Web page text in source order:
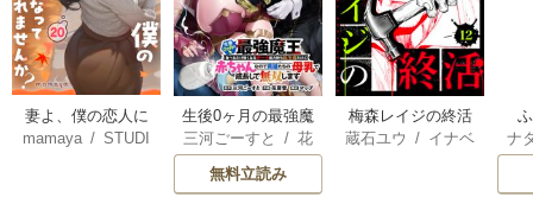
妻よ、僕の恋人に
なってくれません
mamaya /STUDI
生後0ヶ月の最強魔
王 食べるだけ強
くなるチート能力
持ち転生者だけど
三河ごーすと /花
房雪 / マップ
無料立読み
梅森レイジの終活
蔵石ユウ / イナベ
ナ